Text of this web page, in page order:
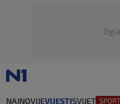
NAJNOVIJEVIJESTISVIJET